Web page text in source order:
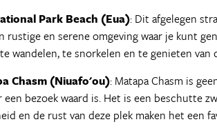
Park Beach (Eua): Dit afgelegen
rustige en serene omgeving waar je kunt
wandelen, te snorkelen en te genieten
Chasm (Niuafo'ou): Matapa Chasm is
een bezoek waard is. Het is een beschutte
en de rust van deze plek maken het een